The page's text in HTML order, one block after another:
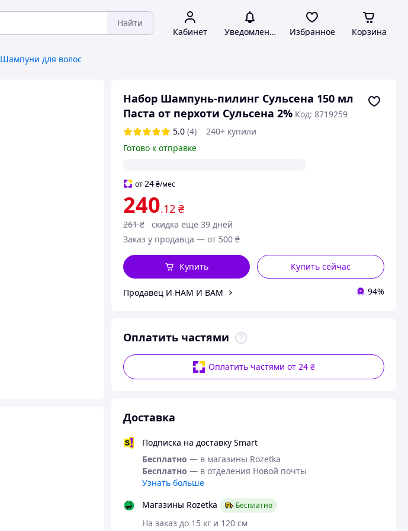
Найти
Кабинет Уведомления Избранное Корзина
Шампуни для волос
Набор Шампунь-пилинг Сульсена 150 мл
Паста от перхоти Сульсена 2% Код: 8719259
5.0 (4)
240+ купили
Готово к отправке
от24 ₴/мес
240.12 ₴
261 ₴
скидка еще 39 дней
Заказ у продавца — от 500 ₴
Купить сейчас
Купить
Продавец И НАМ И ВАМ 94%
Оплатить частями
Оплатить частями от 24 ₴
Доставка
Подписка на доставку Smart
Бесплатно — в магазины Rozetka
Бесплатно — в отделения Новой почты
Узнать больше
Магазины Rozetka
Бесплатно
На заказ до 15 кг и 120 см